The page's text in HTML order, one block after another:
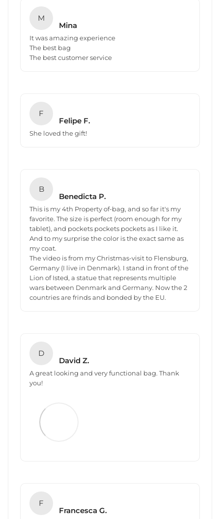
M
Mina
It was amazing experience
The best bag
The best customer service
F
Felipe F.
She loved the gift!
B
Benedicta P.
This is my 4th Property of-bag, and so far it's my
favorite. The size is perfect (room enough for my
tablet), and pockets pockets pockets as I like it.
And to my surprise the color is the exact same as
my coat.
The video is from my Christmas-visit to Flensburg,
Germany (I live in Denmark). I stand in front of the
Lion of Isted, a statue that represents multiple
wars between Denmark and Germany. Now the 2
countries are frinds and bonded by the EU.
D
David Z.
A great looking and very functional bag. Thank
you!
F
Francesca G.